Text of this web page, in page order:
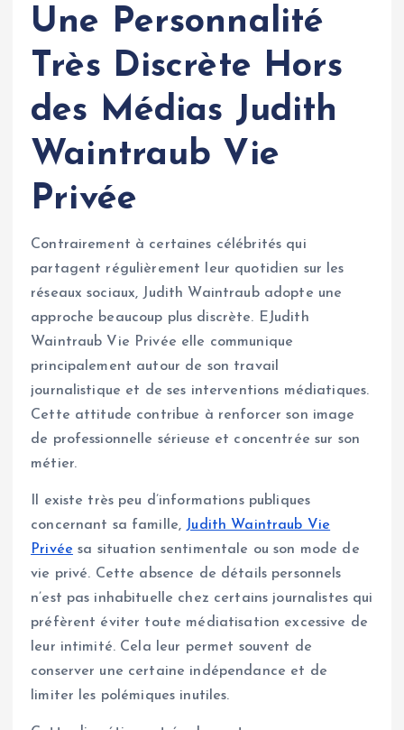
Une Personnalité
Très Discrète Hors
des Médias Judith
Waintraub Vie
Privée
Contrairement à certaines célébrités qui
partagent régulièrement leur quotidien sur les
réseaux sociaux, Judith Waintraub adopte une
approche beaucoup plus discrète. EJudith
Waintraub Vie Privée elle communique
principalement autour de son travail
journalistique et de ses interventions médiatiques.
Cette attitude contribue à renforcer son image
de professionnelle sérieuse et concentrée sur son
métier.
Il existe très peu d’informations publiques
concernant sa famille, Judith Waintraub Vie
Privée sa situation sentimentale ou son mode de
vie privé. Cette absence de détails personnels
n’est pas inhabituelle chez certains journalistes qui
préfèrent éviter toute médiatisation excessive de
leur intimité. Cela leur permet souvent de
conserver une certaine indépendance et de
limiter les polémiques inutiles.